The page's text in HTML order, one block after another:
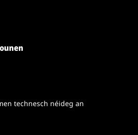
technesch néideg an